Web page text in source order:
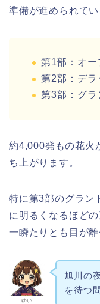
準備が進められてい
第1部：オー
第2部：デラ
第3部：グラ
約4,000発もの花火
ち上がります。
特に第3部のグラン
に明るくなるほど
一瞬たりとも目が離
ゆい
旭川の
を待つ